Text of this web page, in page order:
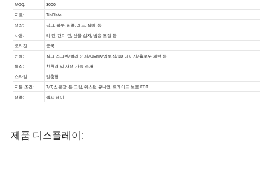
제품 디스플레이: